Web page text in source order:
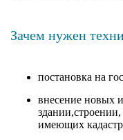
Зачем нужен
постановка на
внесение новых
имеющих